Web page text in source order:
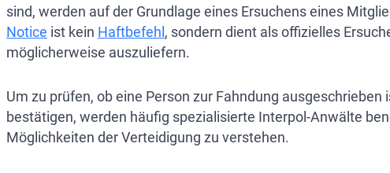
sind, werden auf der Grundlage eines Ersuchens eines
Notice ist kein Haftbefehl, sondern dient als offizielles
möglicherweise auszuliefern.
Um zu prüfen, ob eine Person zur Fahndung
bestätigen, werden häufig spezialisierte Interpol-Anwälte
Möglichkeiten der Verteidigung zu verstehen.